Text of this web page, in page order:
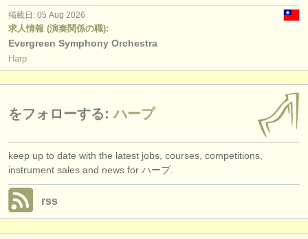
ATSfaq
ログイン
掲載日: 05 Aug 2026
求人情報 (演奏関係の職):
Evergreen Symphony Orchestra
Harp
をフォローする: ハープ
keep up to date with the latest jobs, courses, competitions,
instrument sales and news for ハープ.
rss